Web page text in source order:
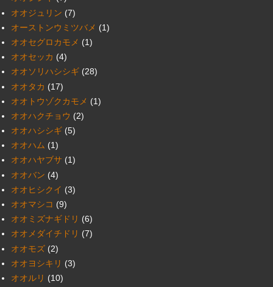
オオジュリン (7)
オーストンウミツバメ (1)
オオセグロカモメ (1)
オオセッカ (4)
オオソリハシシギ (28)
オオタカ (17)
オオトウゾクカモメ (1)
オオハクチョウ (2)
オオハシシギ (5)
オオハム (1)
オオハヤブサ (1)
オオバン (4)
オオヒシクイ (3)
オオマシコ (9)
オオミズナギドリ (6)
オオメダイチドリ (7)
オオモズ (2)
オオヨシキリ (3)
オオルリ (10)